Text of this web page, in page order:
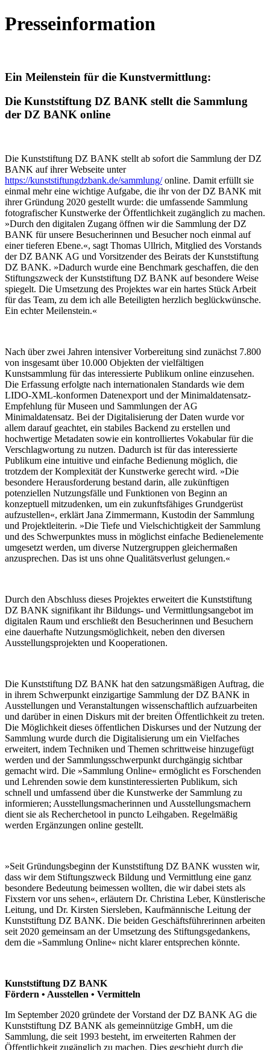
Presseinformation
Ein Meilenstein für die Kunstvermittlung:
Die Kunststiftung DZ BANK stellt die Sammlung
der DZ BANK online
Die Kunststiftung DZ BANK stellt ab sofort die Sammlung der DZ
BANK auf ihrer Webseite unter
https://kunststiftungdzbank.de/sammlung/online. Damit erfüllt sie
einmal mehr eine wichtige Aufgabe, die ihr von der DZ BANK mit
ihrer Gründung 2020 gestellt wurde: die umfassende Sammlung
fotografischer Kunstwerke der Öffentlichkeit zugänglich zu machen.
»Durch den digitalen Zugang öffnen wir die Sammlung der DZ
BANK für unsere Besucherinnen und Besucher noch einmal auf
einer tieferen Ebene.«, sagt Thomas Ullrich, Mitglied des Vorstands
der DZ BANK AG und Vorsitzender des Beirats der Kunststiftung
DZ BANK. »Dadurch wurde eine Benchmark geschaffen, die den
Stiftungszweck der Kunststiftung DZ BANK auf besondere Weise
spiegelt. Die Umsetzung des Projektes war ein hartes Stück Arbeit
für das Team, zu dem ich alle Beteiligten herzlich beglückwünsche.
Ein echter Meilenstein.«
Nach über zwei Jahren intensiver Vorbereitung sind zunächst 7.800
von insgesamt über 10.000 Objekten der vielfältigen
Kunstsammlung für das interessierte Publikum online einzusehen.
Die Erfassung erfolgte nach internationalen Standards wie dem
LIDO-XML-konformen Datenexport und der Minimaldatensatz-
Empfehlung für Museen und Sammlungen der AG
Minimaldatensatz. Bei der Digitalisierung der Daten wurde vor
allem darauf geachtet, ein stabiles Backend zu erstellen und
hochwertige Metadaten sowie ein kontrolliertes Vokabular für die
Verschlagwortung zu nutzen. Dadurch ist für das interessierte
Publikum eine intuitive und einfache Bedienung möglich, die
trotzdem der Komplexität der Kunstwerke gerecht wird. »Die
besondere Herausforderung bestand darin, alle zukünftigen
potenziellen Nutzungsfälle und Funktionen von Beginn an
konzeptuell mitzudenken, um ein zukunftsfähiges Grundgerüst
aufzustellen«, erklärt Jana Zimmermann, Kustodin der Sammlung
und Projektleiterin. »Die Tiefe und Vielschichtigkeit der Sammlung
und des Schwerpunktes muss in möglichst einfache Bedienelemente
umgesetzt werden, um diverse Nutzergruppen gleichermaßen
anzusprechen. Das ist uns ohne Qualitätsverlust gelungen.«
Durch den Abschluss dieses Projektes erweitert die Kunststiftung
DZ BANK signifikant ihr Bildungs- und Vermittlungsangebot im
digitalen Raum und erschließt den Besucherinnen und Besuchern
eine dauerhafte Nutzungsmöglichkeit, neben den diversen
Ausstellungsprojekten und Kooperationen.
Die Kunststiftung DZ BANK hat den satzungsmäßigen Auftrag, die
in ihrem Schwerpunkt einzigartige Sammlung der DZ BANK in
Ausstellungen und Veranstaltungen wissenschaftlich aufzuarbeiten
und darüber in einen Diskurs mit der breiten Öffentlichkeit zu treten.
Die Möglichkeit dieses öffentlichen Diskurses und der Nutzung der
Sammlung wurde durch die Digitalisierung um ein Vielfaches
erweitert, indem Techniken und Themen schrittweise hinzugefügt
werden und der Sammlungsschwerpunkt durchgängig sichtbar
gemacht wird. Die »Sammlung Online« ermöglicht es Forschenden
und Lehrenden sowie dem kunstinteressierten Publikum, sich
schnell und umfassend über die Kunstwerke der Sammlung zu
informieren; Ausstellungsmacherinnen und Ausstellungsmachern
dient sie als Recherchetool in puncto Leihgaben. Regelmäßig
werden Ergänzungen online gestellt.
»Seit Gründungsbeginn der Kunststiftung DZ BANK wussten wir,
dass wir dem Stiftungszweck Bildung und Vermittlung eine ganz
besondere Bedeutung beimessen wollten, die wir dabei stets als
Fixstern vor uns sehen«, erläutern Dr. Christina Leber, Künstlerische
Leitung, und Dr. Kirsten Siersleben, Kaufmännische Leitung der
Kunststiftung DZ BANK. Die beiden Geschäftsführerinnen arbeiten
seit 2020 gemeinsam an der Umsetzung des Stiftungsgedankens,
dem die »Sammlung Online« nicht klarer entsprechen könnte.
Kunststiftung DZ BANK
Fördern • Ausstellen • Vermitteln
Im September 2020 gründete der Vorstand der DZ BANK AG die
Kunststiftung DZ BANK als gemeinnützige GmbH, um die
Sammlung, die seit 1993 besteht, im erweiterten Rahmen der
Öffentlichkeit zugänglich zu machen. Dies geschieht durch die